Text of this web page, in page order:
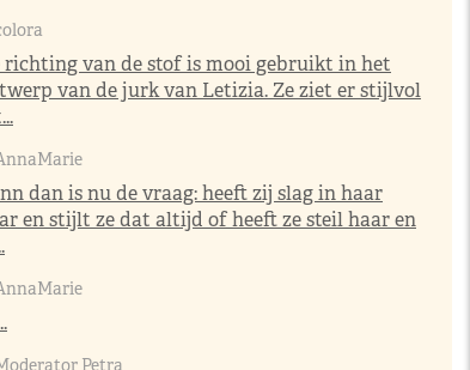
richting van de stof is mooi gebruikt in het
van de jurk van Letizia. Ze ziet er stijlvol
dan is nu de vraag: heeft zij slag in haar
en stijlt ze dat altijd of heeft ze steil haar en
Petra